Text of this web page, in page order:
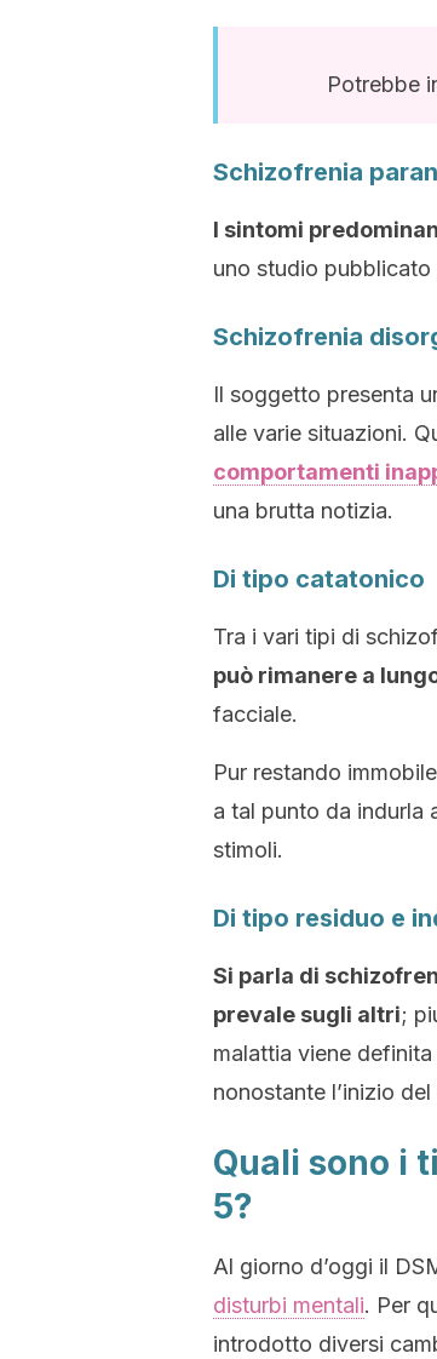
Potrebbe
Schizofrenia
I sintomi
uno studio pubblicato
Schizofrenia
Il soggetto presenta
alle varie situazioni.
comportamenti
una brutta notizia.
Di tipo catatonico
Tra i vari tipi di
può rimanere a
facciale.
Pur restando
a tal punto da indurla
stimoli.
Di tipo residuo e
Si parla di
prevale sugli altri;
malattia viene
nonostante l’inizio
Quali sono i
5?
Al giorno d’oggi il
disturbi mentali. Per
introdotto diversi